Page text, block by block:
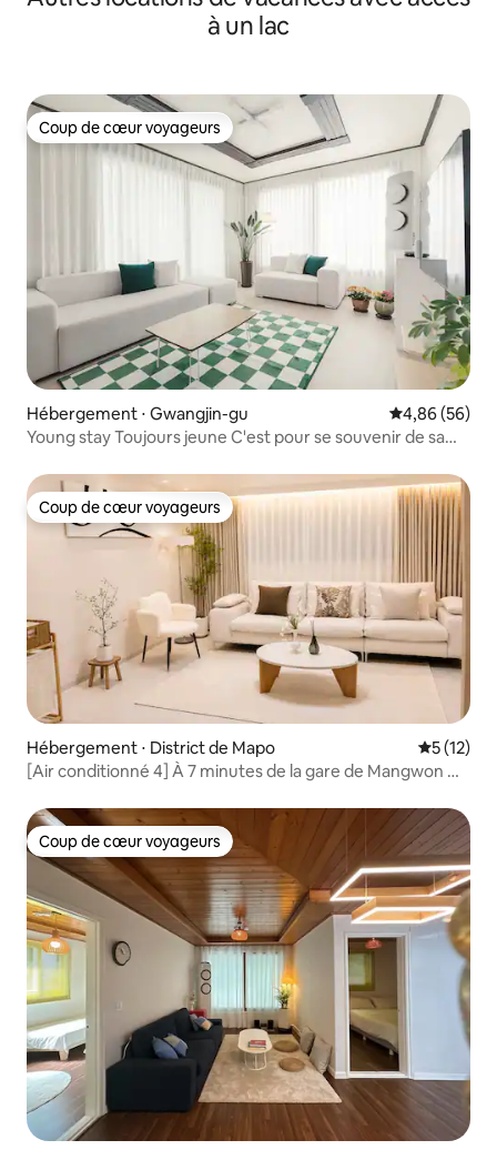
à un lac
Coup de cœur voyageurs
Coup de cœur voyageurs
Hébergement ⋅ Gwangjin-gu Évaluation
4,86 (56)
Young stay Toujours jeune C'est pour se souvenir de sa
Coup de cœur voyageurs
Coup de cœur voyageurs
Hébergement ⋅ District de Mapo
5 (12)
[Air conditionné 4] À 7 minutes de la gare de Mangwon ᆞ
ᆞ 3 chambres, 2 salles de bain ᆞ Pour 10 personnes ᆞ
Pour les groupes ᆞ Pour les familles nombreuses
Coup de cœur voyageurs
Coup de cœur voyageurs